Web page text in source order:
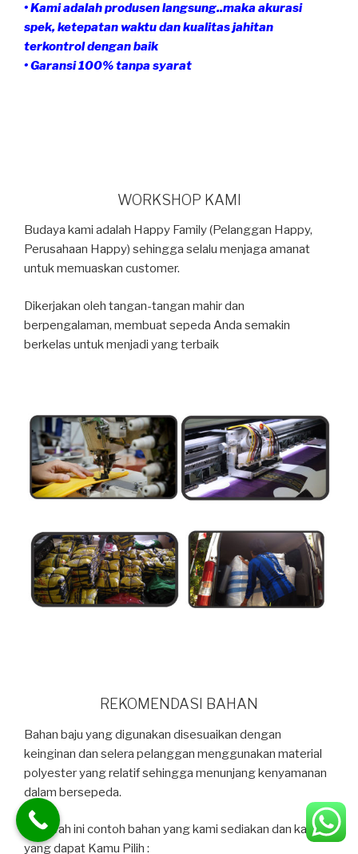
• Kami adalah produsen langsung..maka akurasi
spek, ketepatan waktu dan kualitas jahitan
terkontrol dengan baik
• Garansi 100% tanpa syarat
WORKSHOP KAMI
Budaya kami adalah Happy Family (Pelanggan Happy,
Perusahaan Happy) sehingga selalu menjaga amanat
untuk memuaskan customer.
Dikerjakan oleh tangan-tangan mahir dan
berpengalaman, membuat sepeda Anda semakin
berkelas untuk menjadi yang terbaik
REKOMENDASI BAHAN
Bahan baju yang digunakan disesuaikan dengan
keinginan dan selera pelanggan menggunakan material
polyester yang relatif sehingga menunjang kenyamanan
dalam bersepeda.
Dibawah ini contoh bahan yang kami sediakan dan kami
yang dapat Kamu Pilih :